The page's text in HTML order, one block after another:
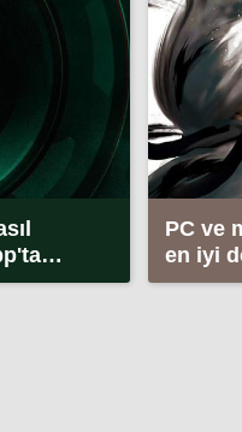
PC ve
en iyi